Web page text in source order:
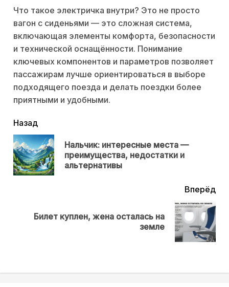
Что такое электричка внутри? Это не просто
вагон с сиденьями — это сложная система,
включающая элементы комфорта, безопасности
и технической оснащённости. Понимание
ключевых компонентов и параметров позволяет
пассажирам лучше ориентироваться в выборе
подходящего поезда и делать поездки более
приятными и удобными.
читать
еще
Назад
Нальчик: интересные места —
преимущества, недостатки и
альтернативы
Вперёд
Билет куплен, жена осталась на
земле